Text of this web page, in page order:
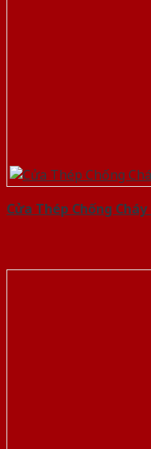
Cửa Thép Chống